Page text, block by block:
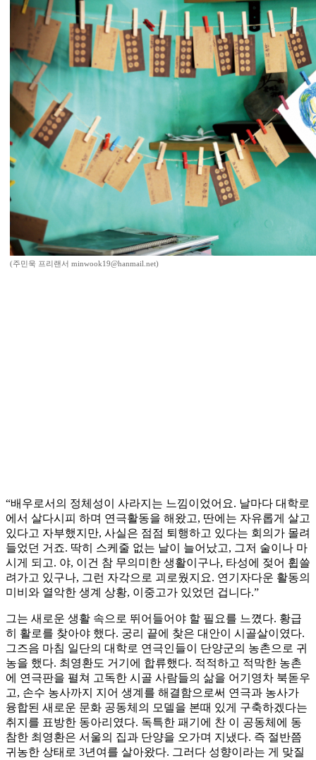
(주민욱 프리랜서 minwook19@hanmail.net)
“배우로서의 정체성이 사라지는 느낌이었어요. 날마다 대학로
에서 살다시피 하며 연극활동을 해왔고, 딴에는 자유롭게 살고
있다고 자부했지만, 사실은 점점 퇴행하고 있다는 회의가 몰려
들었던 거죠. 딱히 스케줄 없는 날이 늘어났고, 그저 술이나 마
시게 되고. 야, 이건 참 무의미한 생활이구나, 타성에 젖어 휩쓸
려가고 있구나, 그런 자각으로 괴로웠지요. 연기자다운 활동의
미비와 열악한 생계 상황, 이중고가 있었던 겁니다.”
그는 새로운 생활 속으로 뛰어들어야 할 필요를 느꼈다. 황급
히 활로를 찾아야 했다. 궁리 끝에 찾은 대안이 시골살이였다.
그즈음 마침 일단의 대학로 연극인들이 단양군의 농촌으로 귀
농을 했다. 최영환도 거기에 합류했다. 적적하고 적막한 농촌
에 연극판을 펼쳐 고독한 시골 사람들의 삶을 어기영차 북돋우
고, 손수 농사까지 지어 생계를 해결함으로써 연극과 농사가
융합된 새로운 문화 공동체의 모델을 본때 있게 구축하겠다는
취지를 표방한 동아리였다. 독특한 패기에 찬 이 공동체에 동
참한 최영환은 서울의 집과 단양을 오가며 지냈다. 즉 절반쯤
귀농한 상태로 3년여를 살아왔다. 그러다 성향이라는 게 맞질